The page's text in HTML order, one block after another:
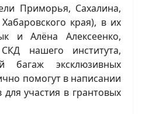
Приморья, Сахалина,
края), в их
и Алёна Алексеенко,
нашего института,
багаж эксклюзивных
помогут в написании
участия в грантовых